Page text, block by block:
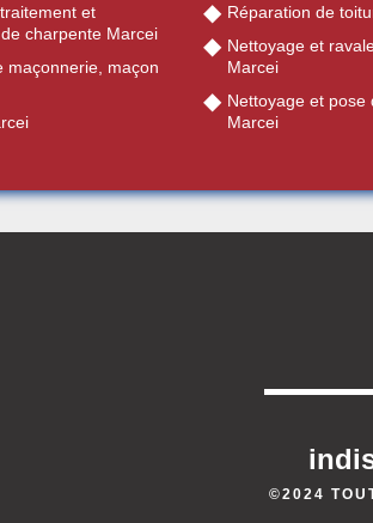
et
charpente Marcei
maçonnerie, maçon
Réparation de
Nettoyage et
Marcei
Nettoyage et pose
Marcei
©2024